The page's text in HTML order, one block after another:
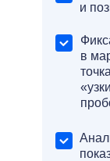
и
в